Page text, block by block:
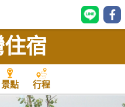
宿
景點 行程